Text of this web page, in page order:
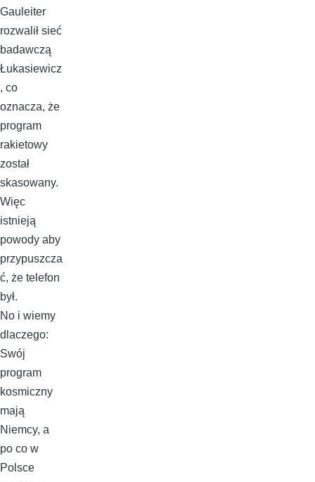
Gauleiter
rozwalił sieć
badawczą
Łukasiewicz
, co
oznacza, że
program
rakietowy
został
skasowany.
Więc
istnieją
powody aby
przypuszcza
ć, że telefon
był.
No i wiemy
dlaczego:
Swój
program
kosmiczny
mają
Niemcy, a
po co w
Polsce